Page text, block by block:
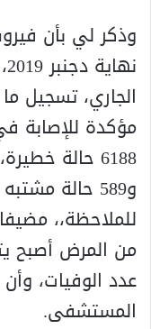
وذكر لي بأن
مؤكدة للإصابة
و589 حالة
للملاحظة،،
من المرض أصبح
المستشفى.